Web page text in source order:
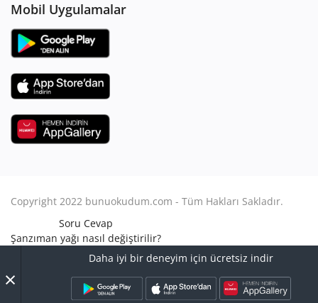
Daha iyi bir deneyim için ücretsiz indir
×
Mobil Uygulamalar
Copyright 2022 bunuokudum.com - Tüm Hakları Sakladır.
Soru Cevap
Şanzıman yağı nasıl değiştirilir?
Aile Hukuku
Avukat Nasıl Olunur?
Turbo arızası nasıl anlaşılır?